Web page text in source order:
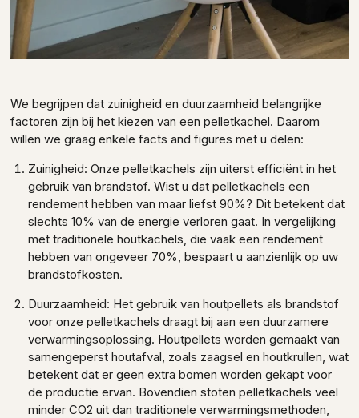
We begrijpen dat zuinigheid en duurzaamheid belangrijke
factoren zijn bij het kiezen van een pelletkachel. Daarom
willen we graag enkele facts and figures met u delen:
Zuinigheid: Onze pelletkachels zijn uiterst efficiënt in het
gebruik van brandstof. Wist u dat pelletkachels een
rendement hebben van maar liefst 90%? Dit betekent dat
slechts 10% van de energie verloren gaat. In vergelijking
met traditionele houtkachels, die vaak een rendement
hebben van ongeveer 70%, bespaart u aanzienlijk op uw
brandstofkosten.
Duurzaamheid: Het gebruik van houtpellets als brandstof
voor onze pelletkachels draagt bij aan een duurzamere
verwarmingsoplossing. Houtpellets worden gemaakt van
samengeperst houtafval, zoals zaagsel en houtkrullen, wat
betekent dat er geen extra bomen worden gekapt voor
de productie ervan. Bovendien stoten pelletkachels veel
minder CO2 uit dan traditionele verwarmingsmethoden,